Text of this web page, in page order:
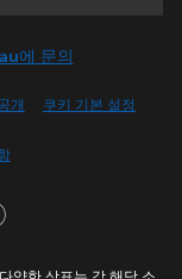
에 문의
개 쿠키 기본 설정